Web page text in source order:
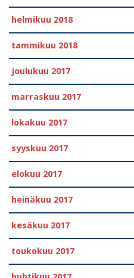
helmikuu 2018
tammikuu 2018
joulukuu 2017
marraskuu 2017
lokakuu 2017
syyskuu 2017
elokuu 2017
heinäkuu 2017
kesäkuu 2017
toukokuu 2017